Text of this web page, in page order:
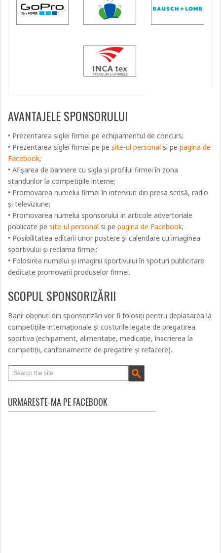
AVANTAJELE SPONSORULUI
• Prezentarea siglei firmei pe echipamentul de concurs;
• Prezentarea siglei firmei pe pesite-ul personal si pepagina de
Facebook;
• Afișarea de bannere cu sigla și profilul firmei în zona
standurilor la competițiile interne;
• Promovarea numelui firmei în interviuri din presa scrisă, radio
și televiziune;
• Promovarea numelui sponsorului in articole advertoriale
poblicate pesite-ul personal si pepagina de Facebook;
• Posibilitatea editarii unor postere și calendare cu imaginea
sportivului și reclama firmei;
• Folosirea numelui și imaginii sportivului în spoturi publicitare
dedicate promovarii produselor firmei.
SCOPUL SPONSORIZĂRII
Banii obținuți din sponsorizări vor fi folosiți pentru deplasarea la
competițiile internaționale și costurile legate de pregatirea
sportiva (echipament, alimentație, medicație, înscrierea la
competiții, cantonamente de pregatire și refacere).
URMARESTE-MA PE FACEBOOK